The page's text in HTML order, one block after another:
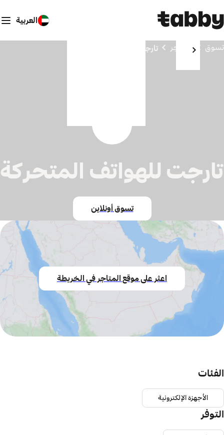
العربية
تسوق المتاجر تارجت للهواتف المتحركة
تارجت للهواتف المتحركة
تسوق أونلاين
اعثر على موقع المتاجر في الخريطة
الفئات
الأجهزة الإلكترونية
التوفر